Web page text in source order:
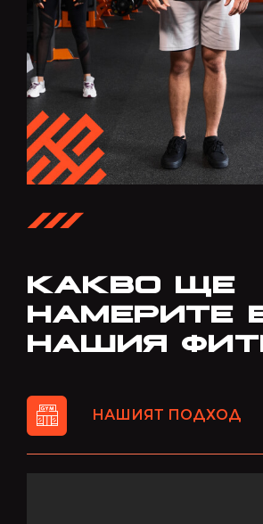
КАКВО ЩЕ
НАМЕРИТЕ
НАШИЯ
НАШИЯТ ПОДХОД